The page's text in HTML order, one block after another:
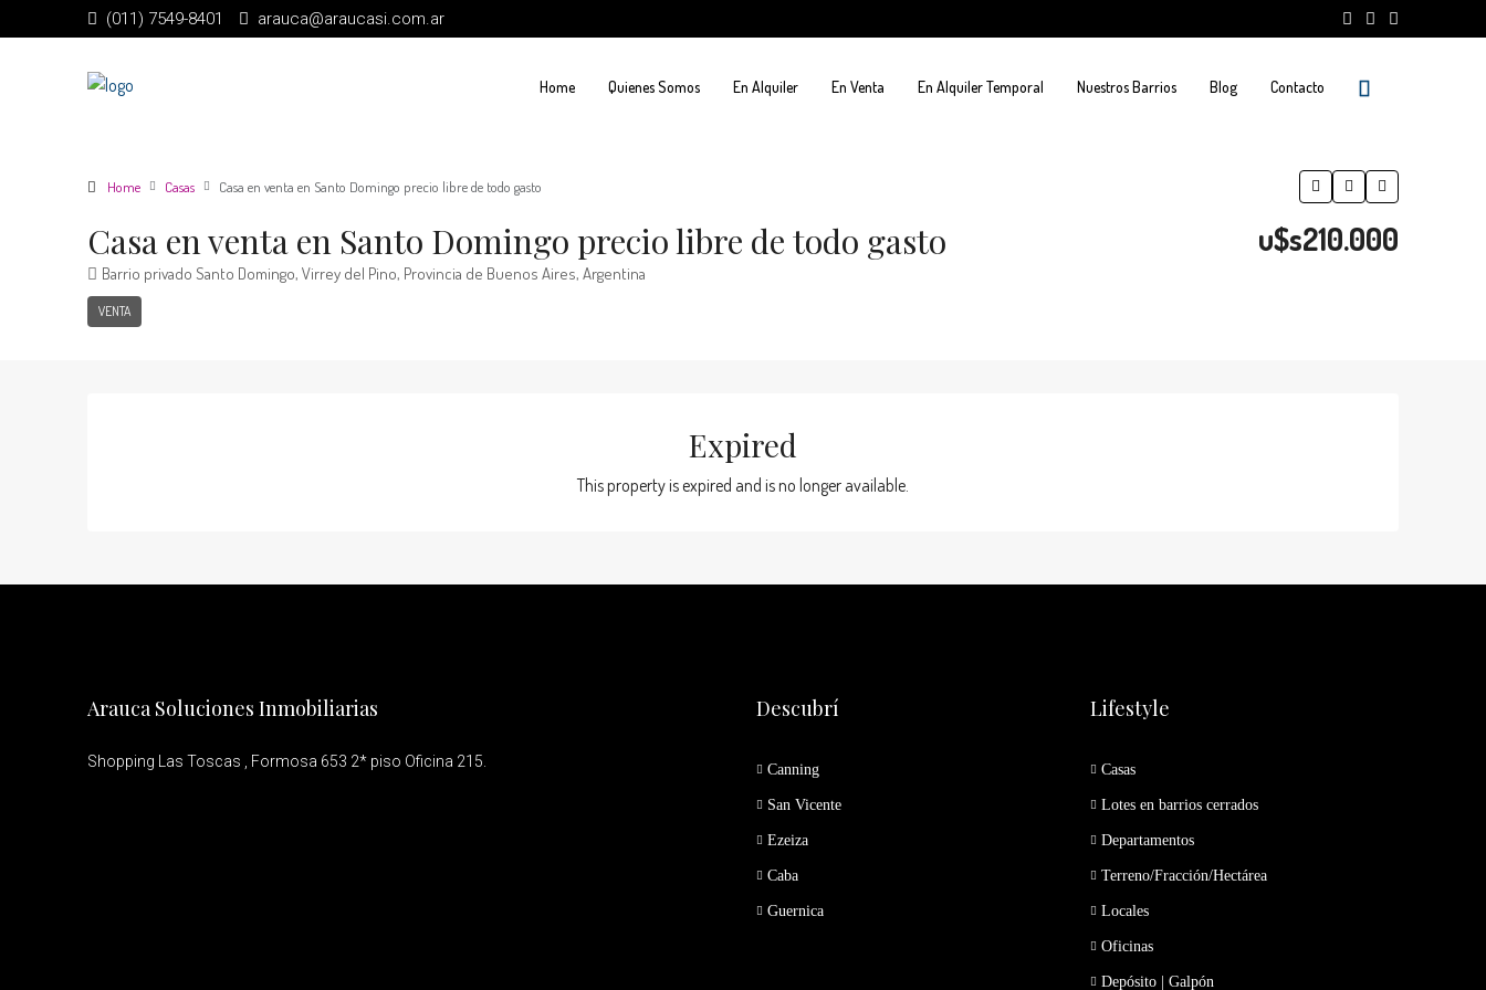
(011) 7549-8401 arauca@araucasi.com.ar
Home Quienes Somos En Alquiler En Venta En Alquiler Temporal Nuestros Barrios Blog Contacto
Home Casas Casa en venta en Santo Domingo precio libre de todo gasto
Casa en venta en Santo Domingo precio libre de todo gasto
Barrio privado Santo Domingo, Virrey del Pino, Provincia de Buenos Aires, Argentina
VENTA
u$s210.000
Expired
This property is expired and is no longer available.
Arauca Soluciones Inmobiliarias
Shopping Las Toscas , Formosa 653 2* piso Oficina 215.
Descubrí
Canning
San Vicente
Ezeiza
Caba
Guernica
Lifestyle
Casas
Lotes en barrios cerrados
Departamentos
Terreno/Fracción/Hectárea
Locales
Oficinas
Depósito | Galpón